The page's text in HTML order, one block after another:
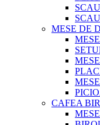
MESE DE
CAFEA